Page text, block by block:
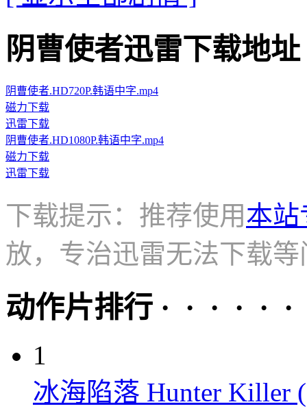
阴曹使者迅雷下载地址 ·
阴曹使者.HD720P.韩语中字.mp4
磁力下载
迅雷下载
阴曹使者.HD1080P.韩语中字.mp4
磁力下载
迅雷下载
下载提示：推荐使用本站
放，专治迅雷无法下载等
动作片排行 · · · · · ·
1
冰海陷落 Hunter Killer